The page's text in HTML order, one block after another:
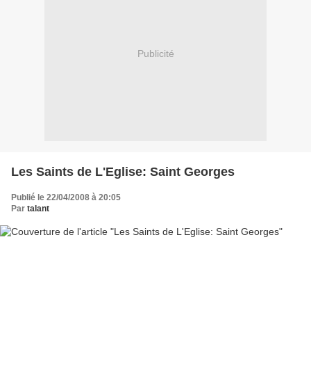
Publicité
Les Saints de L'Eglise: Saint Georges
Publié le 22/04/2008 à 20:05
Par talant